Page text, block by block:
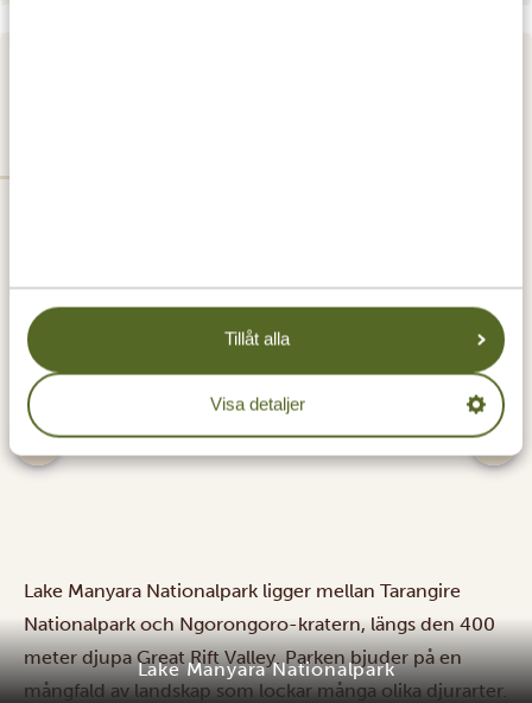
Tillåt alla
Visa detaljer
Lake Manyara Nationalpark
Lake Manyara Nationalpark ligger mellan Tarangire
Nationalpark och Ngorongoro-kratern, längs den 400
meter djupa Great Rift Valley. Parken bjuder på en
mångfald av landskap som lockar många olika djurarter.